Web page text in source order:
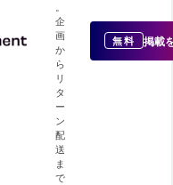
企
画
か
ら
リ
タ
ー
ン
配
送
ま
で
無料 掲載